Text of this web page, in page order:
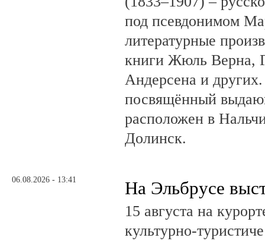
под псевдонимом
литературные
книги Жюль Верна,
Андерсена и
посвящённый
расположен в
Долинск.
06.08.2026 - 13:41 На Эльбрусе
15 августа на
культурно-